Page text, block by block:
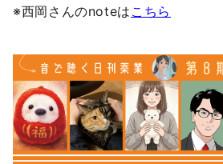
※西岡さんのnoteは こちら